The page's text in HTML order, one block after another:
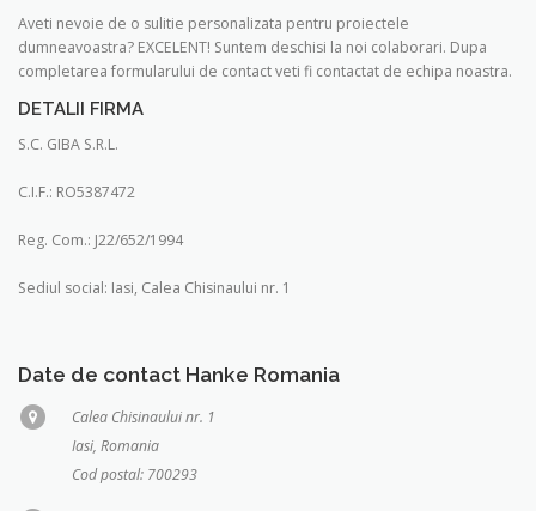
Aveti nevoie de o sulitie personalizata pentru proiectele
dumneavoastra? EXCELENT! Suntem deschisi la noi colaborari. Dupa
completarea formularului de contact veti fi contactat de echipa noastra.
DETALII FIRMA
S.C. GIBA S.R.L.
C.I.F.: RO5387472
Reg. Com.: J22/652/1994
Sediul social: Iasi, Calea Chisinaului nr. 1
Date de contact Hanke Romania
Calea Chisinaului nr. 1
Iasi, Romania
Cod postal: 700293